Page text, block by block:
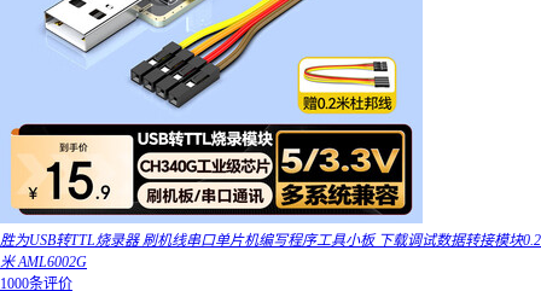
胜为USB转TTL烧录器 刷机线串口单片机编写程序工具小板 下载调试数据转接模块0.2
米 AML6002G
1000条评价